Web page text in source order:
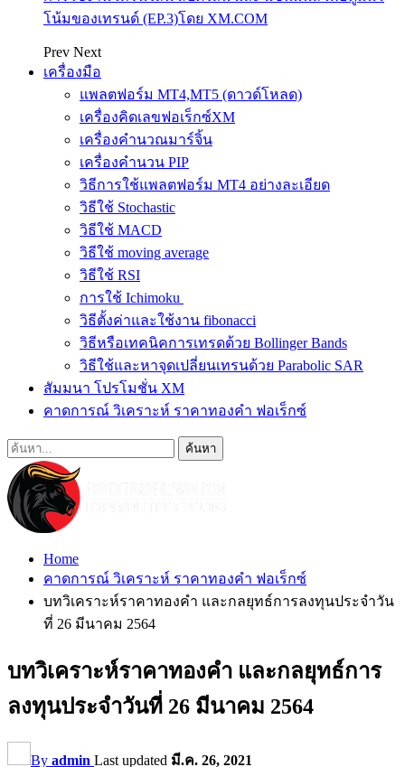
โน้มของเทรนด์ (EP.3)โดย XM.COM
Prev Next
เครื่องมือ
แพลตฟอร์ม MT4,MT5 (ดาวด์โหลด)
เครื่องคิดเลขฟอเร็กซ์XM
เครื่องคำนวณมาร์จิ้น
เครื่องคำนวน PIP
วิธีการใช้แพลตฟอร์ม MT4 อย่างละเอียด
วิธีใช้ Stochastic
วิธีใช้ MACD
วิธีใช้ moving average
วิธีใช้ RSI
การใช้ Ichimoku
วิธีตั้งค่าและใช้งาน fibonacci
วิธีหรือเทคนิคการเทรดด้วย Bollinger Bands
วิธีใช้และหาจุดเปลี่ยนเทรนด้วย Parabolic SAR
สัมมนา โปรโมชั่น XM
คาดการณ์ วิเคราะห์ ราคาทองคำ ฟอเร็กซ์
Home
คาดการณ์ วิเคราะห์ ราคาทองคำ ฟอเร็กซ์
บทวิเคราะห์ราคาทองคำ และกลยุทธ์การลงทุนประจำวัน
ที่ 26 มีนาคม 2564
บทวิเคราะห์ราคาทองคำ และกลยุทธ์การ
ลงทุนประจำวันที่ 26 มีนาคม 2564
By admin Last updated มี.ค. 26, 2021